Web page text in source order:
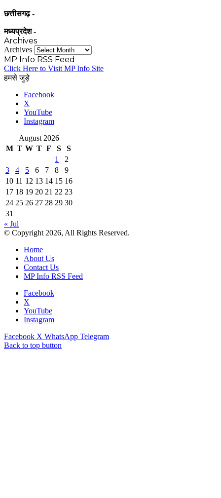
छत्तीसगढ़ -
मध्यप्रदेश -
Archives
Archives
MP Info RSS Feed
Click Here to Visit MP Info Site
हमसे जुड़े
Facebook
X
YouTube
Instagram
August 2026
M T W T F S
S
1
2
3
4 5 6 7 8
9
10 11 12 13 14 15 16
17 18 19 20 21 22 23
24 25 26 27 28 29 30
31
« Jul
© Copyright 2026, All Rights Reserved.
Home
About Us
Contact Us
MP Info RSS Feed
Facebook
X
YouTube
Instagram
Facebook X WhatsApp Telegram
Back to top button